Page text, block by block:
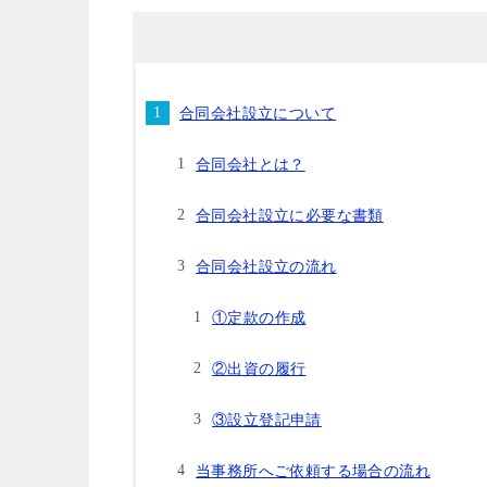
合同会社設立について
合同会社とは？
合同会社設立に必要な書類
合同会社設立の流れ
①定款の作成
②出資の履行
③設立登記申請
当事務所へご依頼する場合の流れ